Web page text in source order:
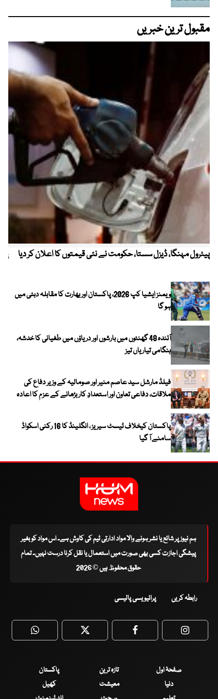
مقبول ترین خبریں
پیٹرول مہنگا، ڈیزل سستا، حکومت نے نئی قیمتوں کا اعلان کر دیا
ویمنز ایشیا کپ 2026، پاکستان اور بھارت کا مقابلہ دبئی میں
ہو گا
آئندہ 48 گھنٹوں میں بارشوں اور دریاؤں میں طغیانی کا خدشہ،
ہنگامی تیاریاں تیز
فیلڈ مارشل سید عاصم منیر اور صومالیہ کے وزیر دفاع کی
ملاقات، دفاعی تعاون اور استعدادِ کار بڑھانے کے عزم کا اعادہ
پاکستان کیخلاف ٹیسٹ سیریز ، انگلینڈ کا 16 رکنی اسکواڈ
سامنے آ گیا
ہم نیوز پر شائع یا نشر ہونے والا مواد ادارتی ٹیم کی کاوش ہے۔ اس مواد کو بغیر
پیشگی اجازت کسی بھی صورت میں استعمال یا نقل کرنا درست نہیں۔ تمام
حقوق محفوظ ہیں © 2026
رابطہ کریں پرائیویسی پالیسی
WhatsApp Twitter Facebook
صفحۂ اول تازہ ترین
پاکستان
دنیا
معیشت
کھیل